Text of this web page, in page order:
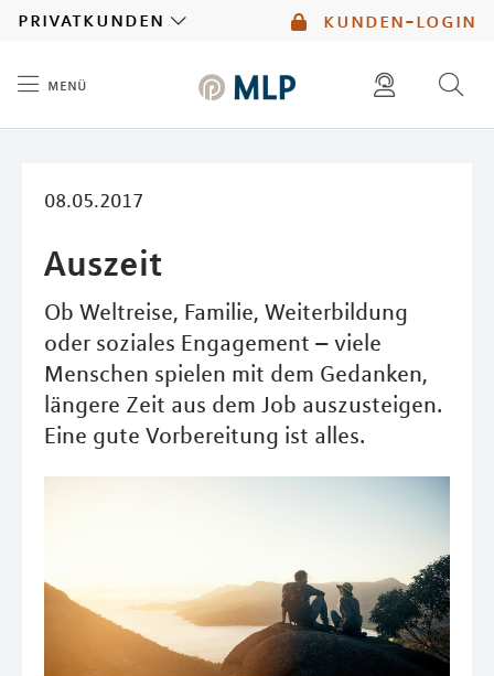
kunden-login
privatkunden
menü
08.05.2017
Auszeit
Ob Weltreise, Familie, Weiterbildung
oder soziales Engagement – viele
Menschen spielen mit dem Gedanken,
längere Zeit aus dem Job auszusteigen.
Eine gute Vorbereitung ist alles.